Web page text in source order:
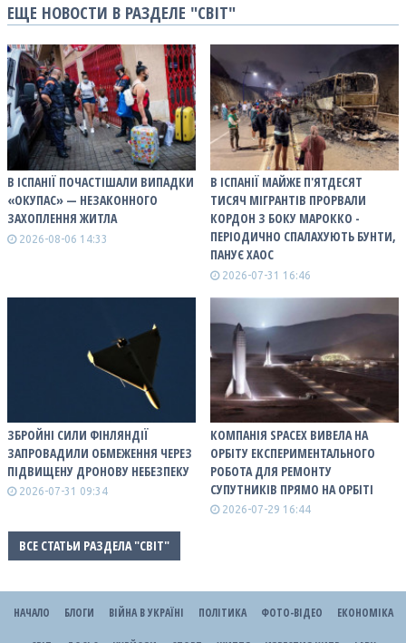
ЕЩЕ НОВОСТИ В РАЗДЕЛЕ "СВІТ"
В ІСПАНІЇ ПОЧАСТІШАЛИ ВИПАДКИ
«ОКУПАС» — НЕЗАКОННОГО
ЗАХОПЛЕННЯ ЖИТЛА
2026-08-06 14:33
В ІСПАНІЇ МАЙЖЕ П'ЯТДЕСЯТ
ТИСЯЧ МІГРАНТІВ ПРОРВАЛИ
КОРДОН З БОКУ МАРОККО -
ПЕРІОДИЧНО СПАЛАХУЮТЬ БУНТИ,
ПАНУЄ ХАОС
2026-07-31 16:46
ЗБРОЙНІ СИЛИ ФІНЛЯНДІЇ
ЗАПРОВАДИЛИ ОБМЕЖЕННЯ ЧЕРЕЗ
ПІДВИЩЕНУ ДРОНОВУ НЕБЕЗПЕКУ
2026-07-31 09:34
КОМПАНІЯ SPACEX ВИВЕЛА НА
ОРБІТУ ЕКСПЕРИМЕНТАЛЬНОГО
РОБОТА ДЛЯ РЕМОНТУ
СУПУТНИКІВ ПРЯМО НА ОРБІТІ
2026-07-29 16:44
ВСЕ СТАТЬИ РАЗДЕЛА "СВІТ"
НАЧАЛО БЛОГИ ВІЙНА В УКРАЇНІ ПОЛІТИКА ФОТО-ВІДЕО ЕКОНОМІКА